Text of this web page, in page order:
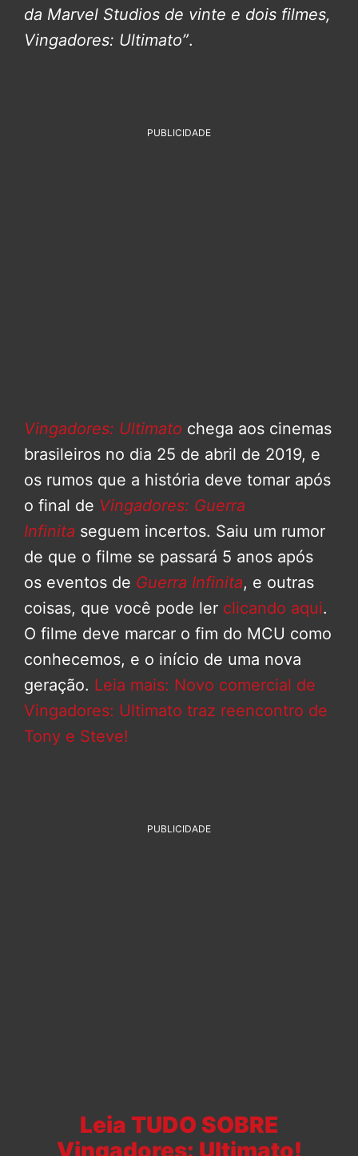
da Marvel Studios de vinte e dois filmes,
Vingadores: Ultimato”.
PUBLICIDADE
Vingadores: Ultimato chega aos cinemas
brasileiros no dia 25 de abril de 2019, e
os rumos que a história deve tomar após
o final de Vingadores: Guerra
Infinita seguem incertos. Saiu um rumor
de que o filme se passará 5 anos após
os eventos de Guerra Infinita, e outras
coisas, que você pode ler clicando aqui.
O filme deve marcar o fim do MCU como
conhecemos, e o início de uma nova
geração. Leia mais: Novo comercial de
Vingadores: Ultimato traz reencontro de
Tony e Steve!
PUBLICIDADE
Leia TUDO SOBRE